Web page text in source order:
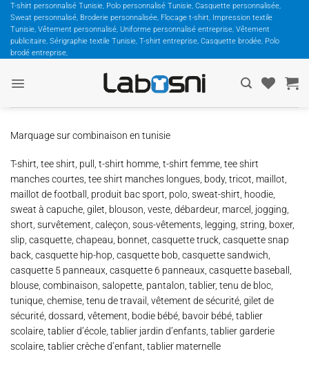
Passer
contenu
T-shirt personnalisé Tunisie, Polo personnalisé Tunisie, Casquette personnalisée,
Sweat personnalisé, Broderie personnalisée, Flocage t-shirt, Impression textile
Tunisie, Vêtement personnalisé, Uniforme personnalisé entreprise, Vêtement
publicitaire, Sérigraphie textile Tunisie, T-shirt entreprise, Casquette brodée, Polo
brodé entreprise,
Marquage sur combinaison en tunisie
T-shirt, tee shirt, pull, t-shirt homme, t-shirt femme, tee shirt
manches courtes, tee shirt manches longues, body, tricot, maillot,
maillot de football, produit bac sport, polo, sweat-shirt, hoodie,
sweat à capuche, gilet, blouson, veste, débardeur, marcel, jogging,
short, survêtement, caleçon, sous-vêtements, legging, string, boxer,
slip, casquette, chapeau, bonnet, casquette truck, casquette snap
back, casquette hip-hop, casquette bob, casquette sandwich,
casquette 5 panneaux, casquette 6 panneaux, casquette baseball,
blouse, combinaison, salopette, pantalon, tablier, tenu de bloc,
tunique, chemise, tenu de travail, vêtement de sécurité, gilet de
sécurité, dossard, vêtement, bodie bébé, bavoir bébé, tablier
scolaire, tablier d’école, tablier jardin d’enfants, tablier garderie
scolaire, tablier crèche d’enfant, tablier maternelle